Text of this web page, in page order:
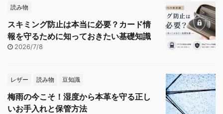
読み物
スキミング防止は本当に必要？カード情
報を守るために知っておきたい基礎知識
2026/7/8
レザー 読み物 豆知識
梅雨の今こそ！湿度から本革を守る正し
いお手入れと保管方法